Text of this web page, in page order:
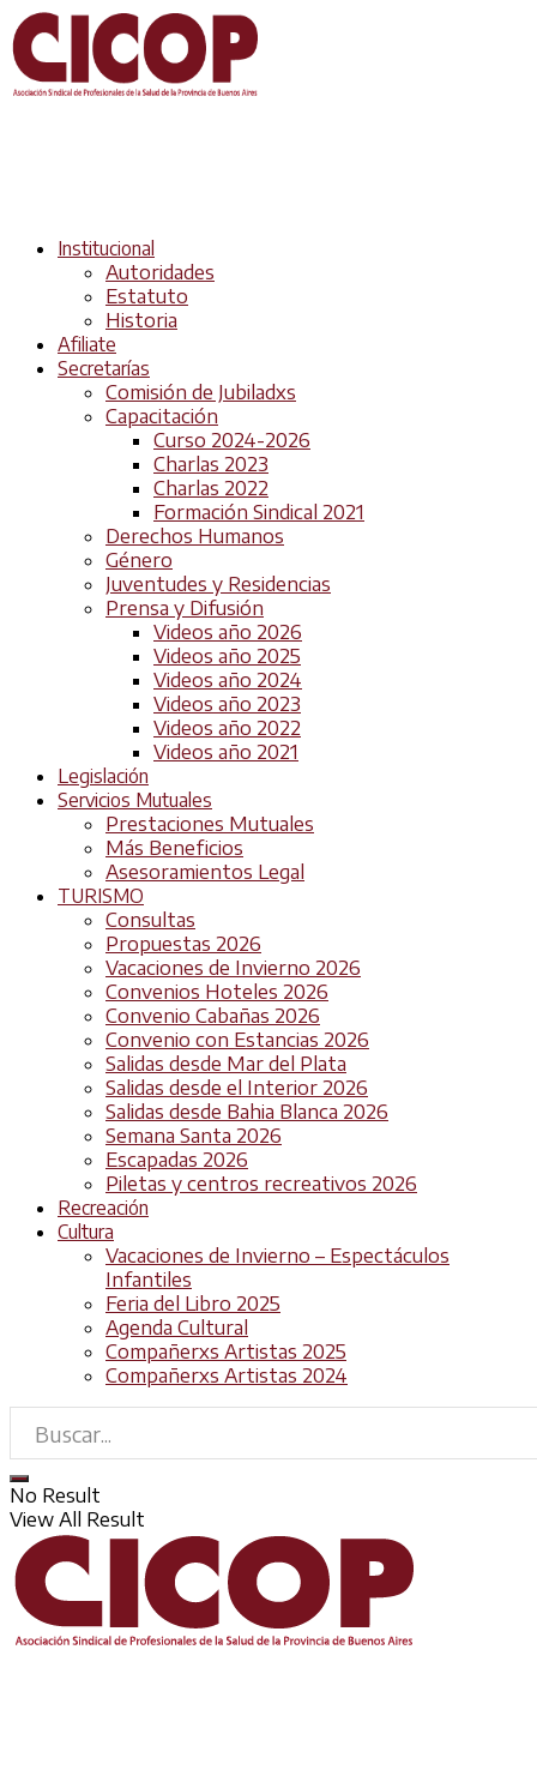
Institucional
Autoridades
Estatuto
Historia
Afiliate
Secretarías
Comisión de Jubiladxs
Capacitación
Curso 2024-2026
Charlas 2023
Charlas 2022
Formación Sindical 2021
Derechos Humanos
Género
Juventudes y Residencias
Prensa y Difusión
Videos año 2026
Videos año 2025
Videos año 2024
Videos año 2023
Videos año 2022
Videos año 2021
Legislación
Servicios Mutuales
Prestaciones Mutuales
Más Beneficios
Asesoramientos Legal
TURISMO
Consultas
Propuestas 2026
Vacaciones de Invierno 2026
Convenios Hoteles 2026
Convenio Cabañas 2026
Convenio con Estancias 2026
Salidas desde Mar del Plata
Salidas desde el Interior 2026
Salidas desde Bahia Blanca 2026
Semana Santa 2026
Escapadas 2026
Piletas y centros recreativos 2026
Recreación
Cultura
Vacaciones de Invierno – Espectáculos
Infantiles
Feria del Libro 2025
Agenda Cultural
Compañerxs Artistas 2025
Compañerxs Artistas 2024
No Result
View All Result